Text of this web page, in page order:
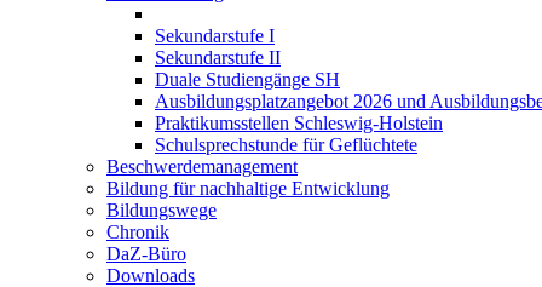
Sekundarstufe I
Sekundarstufe II
Duale Studiengänge SH
Ausbildungsplatzangebot 2026 und
Praktikumsstellen Schleswig-Holstein
Schulsprechstunde für Geflüchtete
Beschwerdemanagement
Bildung für nachhaltige Entwicklung
Bildungswege
Chronik
DaZ-Büro
Downloads